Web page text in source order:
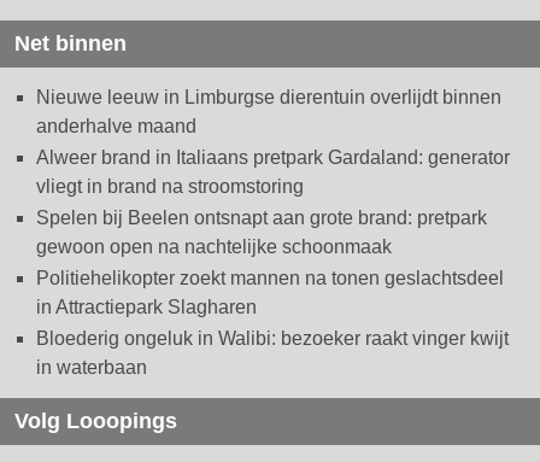
Net binnen
Nieuwe leeuw in Limburgse dierentuin overlijdt binnen
anderhalve maand
Alweer brand in Italiaans pretpark Gardaland: generator
vliegt in brand na stroomstoring
Spelen bij Beelen ontsnapt aan grote brand: pretpark
gewoon open na nachtelijke schoonmaak
Politiehelikopter zoekt mannen na tonen geslachtsdeel
in Attractiepark Slagharen
Bloederig ongeluk in Walibi: bezoeker raakt vinger kwijt
in waterbaan
Volg Looopings